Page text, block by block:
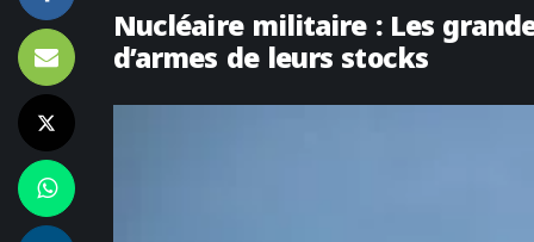
Nucléaire militaire : Les
d’armes de leurs stocks